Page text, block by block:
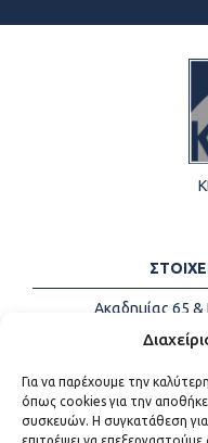
Για να παρέχουμε την
όπως cookies για την
συσκευών. Η συγκατάθεση για
Ακαδημίας 65 &
Τηλέφωνα:
Email: